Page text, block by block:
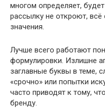
многом определяет,
рассылку не откроют,
значения.
Лучше всего работают
формулировки. Излишне
заглавные буквы в теме,
«срочно» или попытки
часто приводят к тому,
бренду.